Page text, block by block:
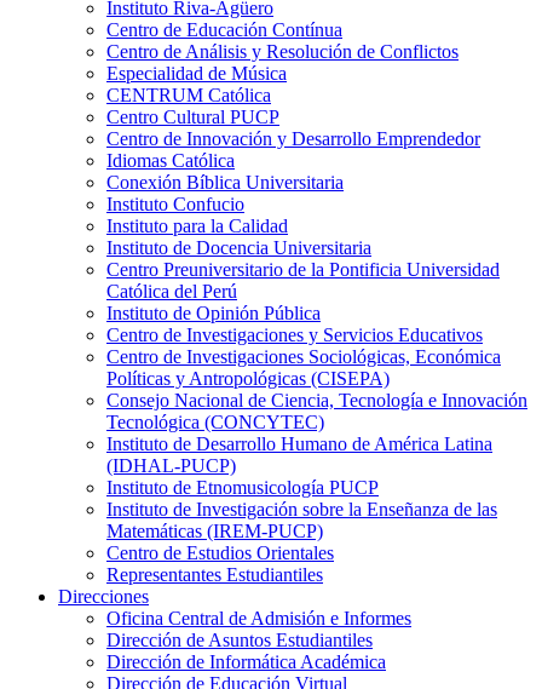
Instituto Riva-Agüero
Centro de Educación Contínua
Centro de Análisis y Resolución de Conflictos
Especialidad de Música
CENTRUM Católica
Centro Cultural PUCP
Centro de Innovación y Desarrollo Emprendedor
Idiomas Católica
Conexión Bíblica Universitaria
Instituto Confucio
Instituto para la Calidad
Instituto de Docencia Universitaria
Centro Preuniversitario de la Pontificia Universidad
Católica del Perú
Instituto de Opinión Pública
Centro de Investigaciones y Servicios Educativos
Centro de Investigaciones Sociológicas, Económica
Políticas y Antropológicas (CISEPA)
Consejo Nacional de Ciencia, Tecnología e Innovación
Tecnológica (CONCYTEC)
Instituto de Desarrollo Humano de América Latina
(IDHAL-PUCP)
Instituto de Etnomusicología PUCP
Instituto de Investigación sobre la Enseñanza de las
Matemáticas (IREM-PUCP)
Centro de Estudios Orientales
Representantes Estudiantiles
Direcciones
Oficina Central de Admisión e Informes
Dirección de Asuntos Estudiantiles
Dirección de Informática Académica
Dirección de Educación Virtual